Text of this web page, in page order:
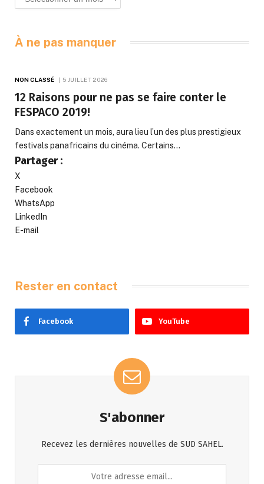
À ne pas manquer
NON CLASSÉ 5 JUILLET 2026
12 Raisons pour ne pas se faire conter le
FESPACO 2019!
Dans exactement un mois, aura lieu l’un des plus prestigieux
festivals panafricains du cinéma. Certains…
Partager :
X
Facebook
WhatsApp
LinkedIn
E-mail
Rester en contact
Facebook YouTube
S'abonner
Recevez les dernières nouvelles de SUD SAHEL.